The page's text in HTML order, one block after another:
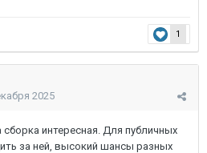
1
2025
интересная. Для публичных
за ней, высокий шансы разных